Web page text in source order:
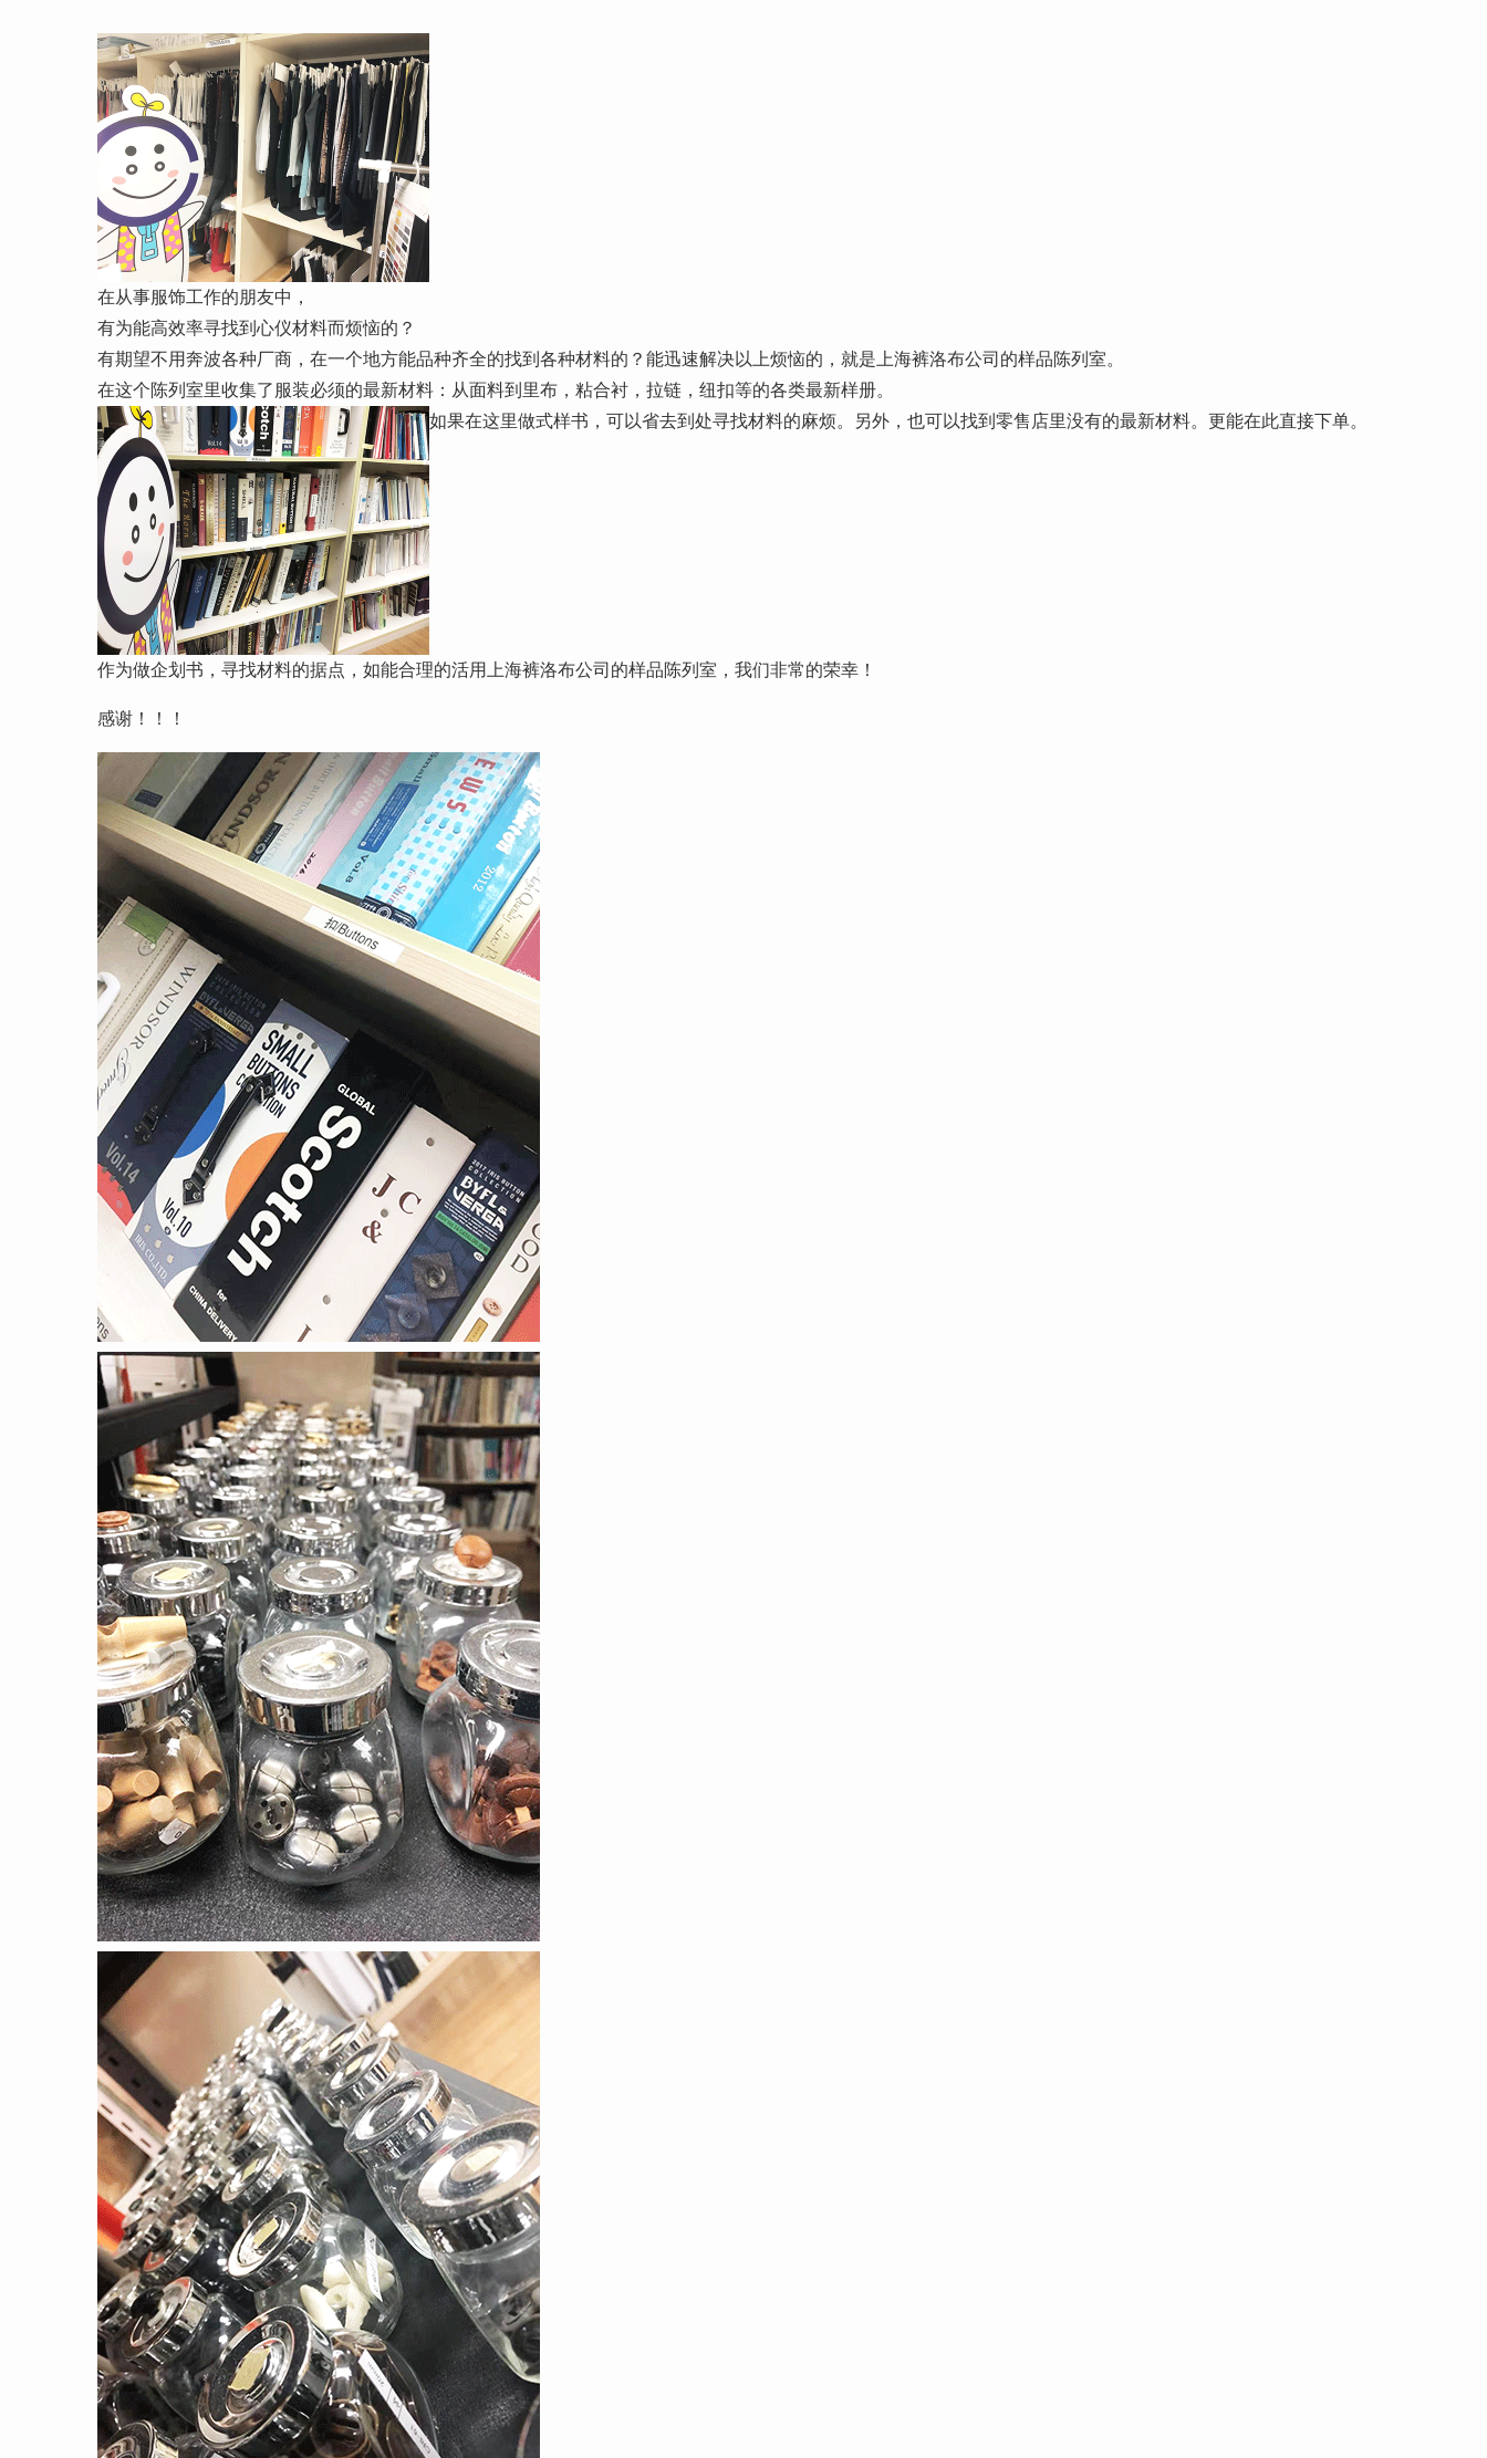
在从事服饰工作的朋友中，
有为能高效率寻找到心仪材料而烦恼的？
有期望不用奔波各种厂商，在一个地方能品种齐全的找到各种材料的？能迅速解决以上烦恼的，就是上海裤洛布公司的样品陈列室。
在这个陈列室里收集了服装必须的最新材料：从面料到里布，粘合衬，拉链，纽扣等的各类最新样册。
如果在这里做式样书，可以省去到处寻找材料的麻烦。另外，也可以找到零售店里没有的最新材料。更能在此直接下单。
作为做企划书，寻找材料的据点，如能合理的活用上海裤洛布公司的样品陈列室，我们非常的荣幸！
感谢！！！